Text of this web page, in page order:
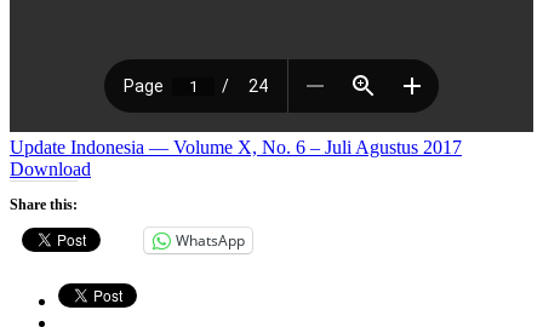
Update Indonesia — Volume X, No. 6 – Juli Agustus 2017
Download
Share this:
WhatsApp